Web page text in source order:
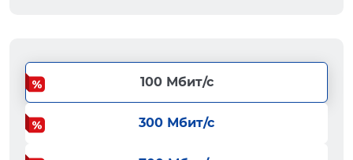
100 Мбит/с
300 Мбит/с